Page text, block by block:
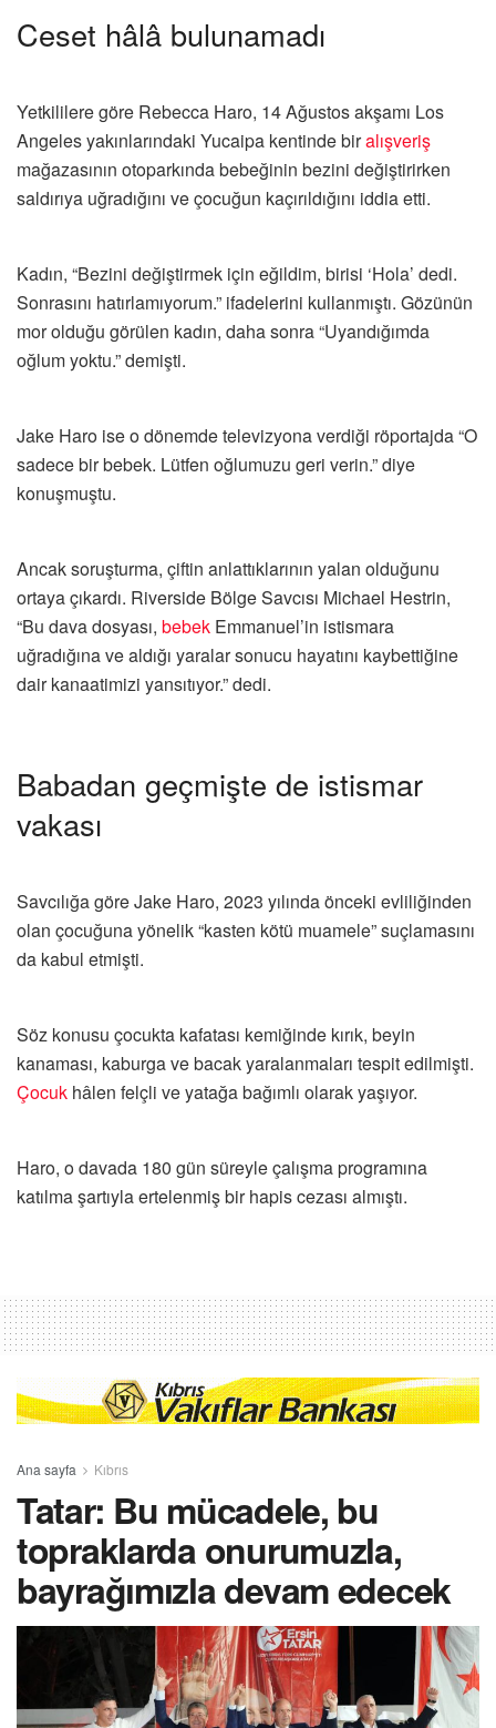
Ceset hâlâ bulunamadı
Yetkililere göre Rebecca Haro, 14 Ağustos akşamı Los
Angeles yakınlarındaki Yucaipa kentinde biralışveriş
mağazasının otoparkında bebeğinin bezini değiştirirken
saldırıya uğradığını ve çocuğun kaçırıldığını iddia etti.
Kadın, “Bezini değiştirmek için eğildim, birisi ‘Hola’ dedi.
Sonrasını hatırlamıyorum.” ifadelerini kullanmıştı. Gözünün
mor olduğu görülen kadın, daha sonra “Uyandığımda
oğlum yoktu.” demişti.
Jake Haro ise o dönemde televizyona verdiği röportajda “O
sadece bir bebek. Lütfen oğlumuzu geri verin.” diye
konuşmuştu.
Ancak soruşturma, çiftin anlattıklarının yalan olduğunu
ortaya çıkardı. Riverside Bölge Savcısı Michael Hestrin,
“Bu dava dosyası, bebek Emmanuel’in istismara
uğradığına ve aldığı yaralar sonucu hayatını kaybettiğine
dair kanaatimizi yansıtıyor.” dedi.
Babadan geçmişte de istismar
vakası
Savcılığa göre Jake Haro, 2023 yılında önceki evliliğinden
olan çocuğuna yönelik “kasten kötü muamele” suçlamasını
da kabul etmişti.
Söz konusu çocukta kafatası kemiğinde kırık, beyin
kanaması, kaburga ve bacak yaralanmaları tespit edilmişti.
Çocuk hâlen felçli ve yatağa bağımlı olarak yaşıyor.
Haro, o davada 180 gün süreyle çalışma programına
katılma şartıyla ertelenmiş bir hapis cezası almıştı.
Ana sayfa Kıbrıs
Tatar: Bu mücadele, bu
topraklarda onurumuzla,
bayrağımızla devam edecek